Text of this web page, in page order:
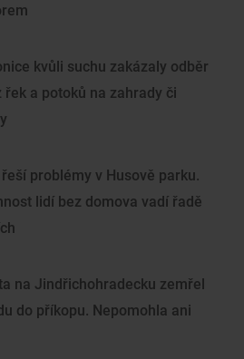
kvůli suchu zakázaly odběr
řek a potoků na zahrady či
problémy v Husově parku.
lidí bez domova vadí řadě
na Jindřichohradecku zemřel
do příkopu. Nepomohla ani